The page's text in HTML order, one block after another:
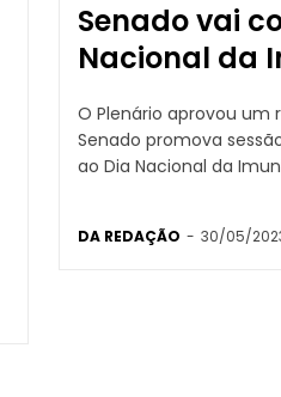
Senado vai
Nacional da
O Plenário aprovou
Senado promova
ao Dia Nacional da
DA REDAÇÃO - 30/05/